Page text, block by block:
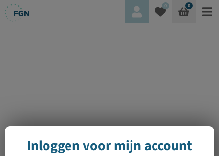
0 0
Inloggen voor mijn account